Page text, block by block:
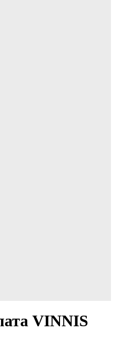
VINNIS